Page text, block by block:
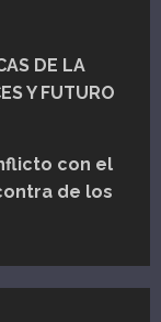
DE LA
Y FUTURO
con el
de los